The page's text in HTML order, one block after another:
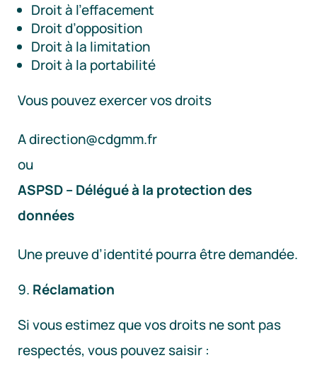
Droit à l’effacement
Droit d’opposition
Droit à la limitation
Droit à la portabilité
Vous pouvez exercer vos droits
A direction@cdgmm.fr
ou
ASPSD – Délégué à la protection des
données
Une preuve d’identité pourra être demandée.
Réclamation
Si vous estimez que vos droits ne sont pas
respectés, vous pouvez saisir :